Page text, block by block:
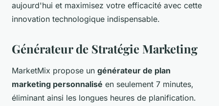
aujourd'hui et maximisez votre efficacité avec cette
innovation technologique indispensable.
Générateur de Stratégie Marketing
MarketMix propose un générateur de plan
marketing personnalisé en seulement 7 minutes,
éliminant ainsi les longues heures de planification.